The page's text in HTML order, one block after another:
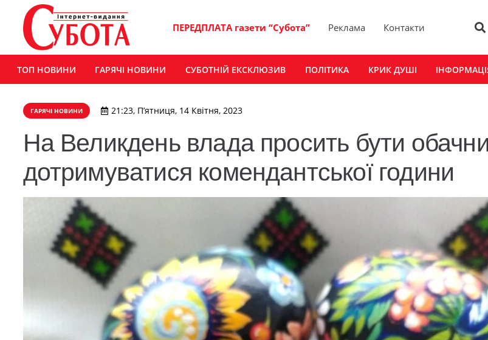
ПЕРЕДПЛАТА газети “Субота” Реклама Контакти
ТОП НОВИНИ ГАРЯЧІ НОВИНИ СУБОТНІЙ ЕКСКЛЮЗИВ ПОЛІТИКА КРИК ДУШІ
ГАРЯЧІ НОВИНИ 21:23, П’ятниця, 14 Квітня, 2023
На Великдень влада просить бути
дотримуватися комендантської години